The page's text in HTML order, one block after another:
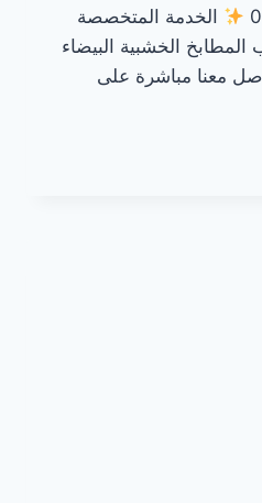
الخدمة المتخصصة
الخشبية البيضاء
معنا مباشرة على